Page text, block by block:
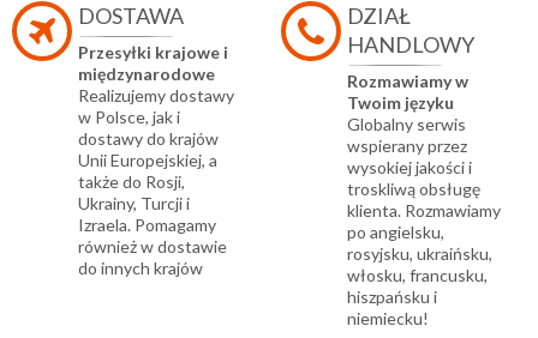
DOSTAWA
Przesyłki krajowe i
międzynarodowe
Realizujemy dostawy
w Polsce, jak i
dostawy do krajów
Unii Europejskiej, a
także do Rosji,
Ukrainy, Turcji i
Izraela. Pomagamy
również w dostawie
do innych krajów
DZIAŁ
HANDLOWY
Rozmawiamy w
Twoim języku
Globalny serwis
wspierany przez
wysokiej jakości i
troskliwą obsługę
klienta. Rozmawiamy
po angielsku,
rosyjsku, ukraińsku,
włosku, francusku,
hiszpańsku i
niemiecku!